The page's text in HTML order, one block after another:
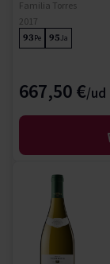
Familia Torres
2017
93Pe 95Ja
667,50 €